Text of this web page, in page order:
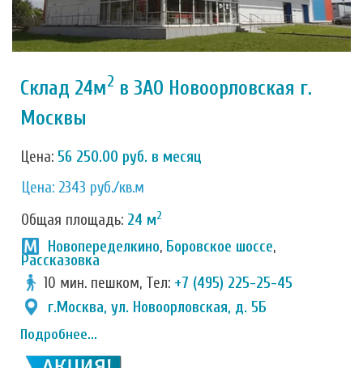
Склад 24м2 в ЗАО Новоорловская г.
Москвы
Цена: 56 250.00 руб. в месяц
Цена: 2343 руб./кв.м
Общая площадь: 24 м2
Новопеределкино, Боровское шоссе,
Рассказовка
10 мин. пешком, Тел: +7 (495) 225-25-45
г.Москва, ул. Новоорловская, д. 5Б
Подробнее...